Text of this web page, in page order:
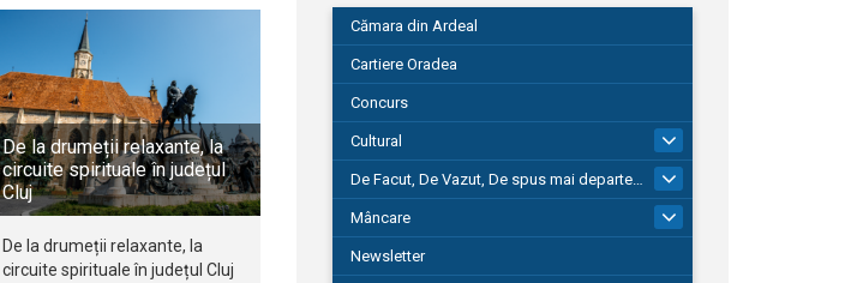
De la drumeții relaxante, la
circuite spirituale în județul
Cluj
De la drumeții relaxante, la
circuite spirituale în județul Cluj
Cămara din Ardeal
Cartiere Oradea
Concurs
Cultural
De Facut, De Vazut, De spus mai departe…
580
Mâncare
Newsletter